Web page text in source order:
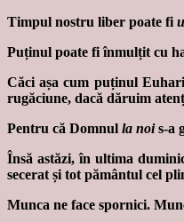
Timpul nostru liber poate fi
Puținul poate fi înmulțit cu
Căci așa cum puținul
rugăciune, dacă dăruim
Pentru că Domnul la nois-a
Însă astăzi, în ultima
secerat și tot pământul cel
Munca ne face spornici.